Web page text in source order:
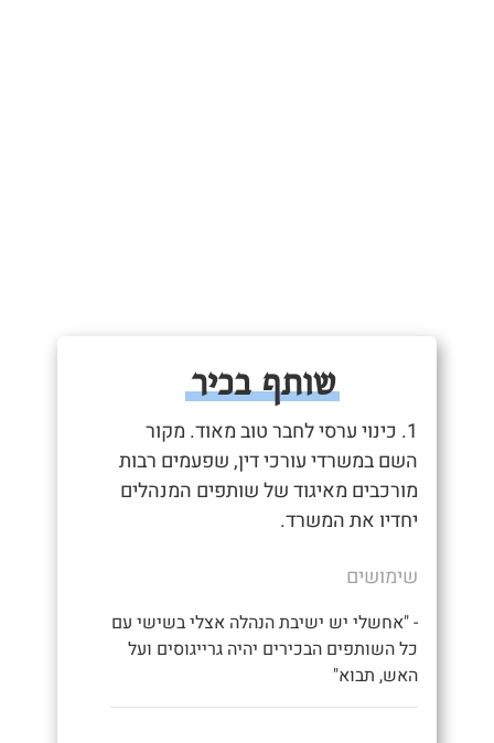
שותף בכיר
1. כינוי ערסי לחבר טוב מאוד. מקור
השם במשרדי עורכי דין, שפעמים רבות
מורכבים מאיגוד של שותפים המנהלים
יחדיו את המשרד.
שימושים
- "אחשלי יש ישיבת הנהלה אצלי בשישי עם
כל השותפים הבכירים יהיה גרייגוסים ועל
האש, תבוא"